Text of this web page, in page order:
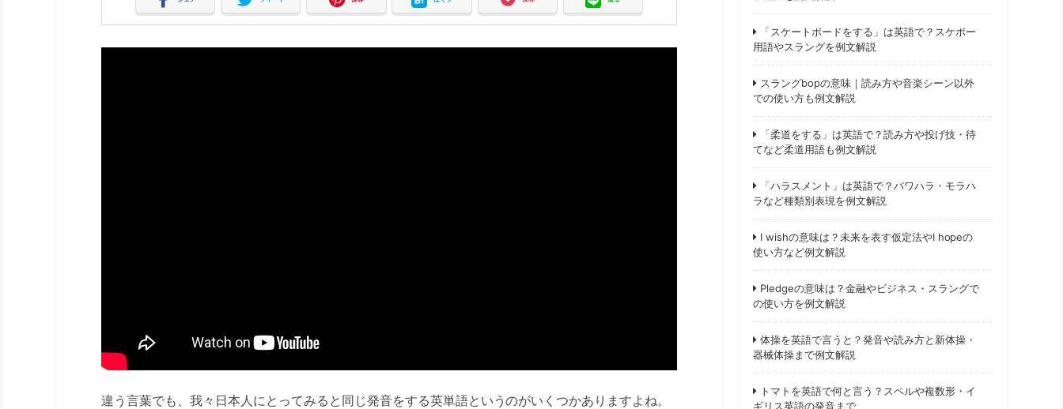
違う言葉でも、我々日本人にとってみると同じ発音をする英単語というのがいくつかありますよね。
「スケートボードをする」は英語で？スケボー
用語やスラングを例文解説
スラングbopの意味｜読み方や音楽シーン以外
での使い方も例文解説
「柔道をする」は英語で？読み方や投げ技・待
てなど柔道用語も例文解説
「ハラスメント」は英語で？パワハラ・モラハ
ラなど種類別表現を例文解説
I wishの意味は？未来を表す仮定法やI hopeの
使い方など例文解説
Pledgeの意味は？金融やビジネス・スラングで
の使い方を例文解説
体操を英語で言うと？発音や読み方と新体操・
器械体操まで例文解説
トマトを英語で何と言う？スペルや複数形・イ
ギリス英語の発音まで